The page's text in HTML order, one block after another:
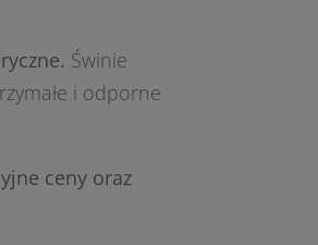
Świnie
i odporne
ceny oraz